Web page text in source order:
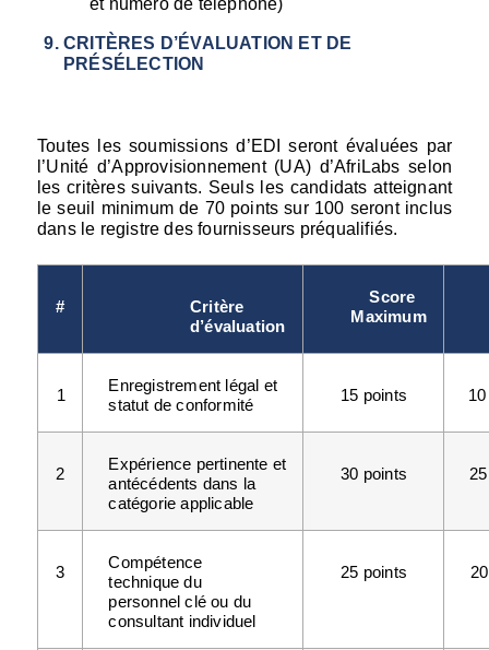
CRITÈRES D’ÉVALUATION ET DE
PRÉSÉLECTION
Toutes les soumissions d’EDI seront évaluées par
l’Unité d’Approvisionnement (UA) d’AfriLabs selon
les critères suivants. Seuls les candidats atteignant
le seuil minimum de 70 points sur 100 seront inclus
dans le registre des fournisseurs préqualifiés.
#
Critère
d’évaluation
Score
Maximum
1
Enregistrement légal et
statut de conformité
15 points
2
Expérience pertinente et
antécédents dans la
catégorie applicable
30 points
3
Compétence
technique du
personnel clé ou du
consultant individuel
25 points